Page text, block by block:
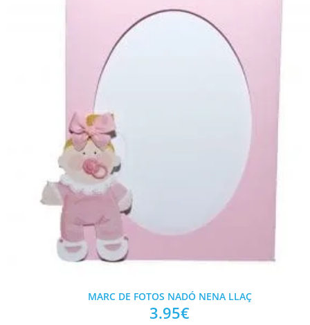
MARC DE FOTOS NADÓ NENA LLAÇ
3.95€